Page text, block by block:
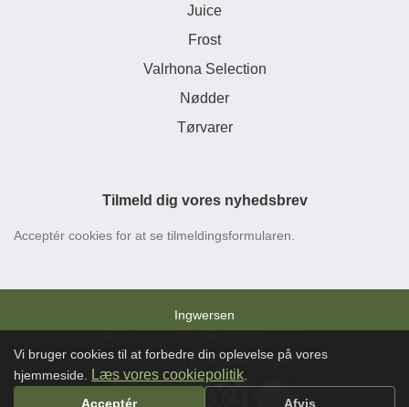
Juice
Frost
Valrhona Selection
Nødder
Tørvarer
Tilmeld dig vores nyhedsbrev
Acceptér cookies for at se tilmeldingsformularen.
Ingwersen
Tlf:. + 45 36 46 88 77 - kontakt@ingwersen.dk
Vi bruger cookies til at forbedre din oplevelse på vores
hjemmeside.
Læs vores cookiepolitik
Acceptér
Afvis